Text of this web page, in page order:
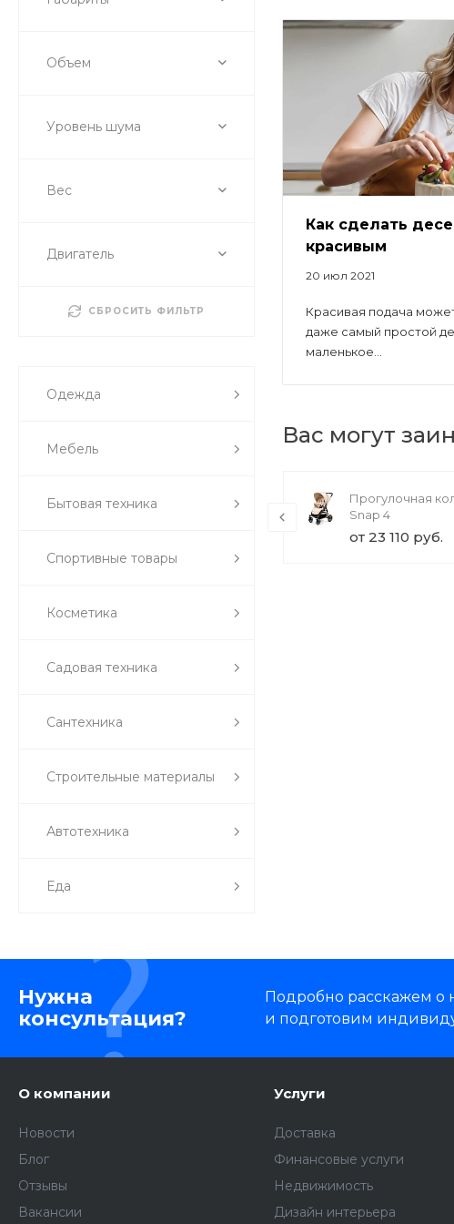
Объем
Уровень шума
Вес
Двигатель
СБРОСИТЬ ФИЛЬТР
Одежда
Мебель
Бытовая техника
Спортивные товары
Косметика
Садовая техника
Сантехника
Строительные материалы
Автотехника
Еда
Как сделать
красивым
20 июл 2021
Красивая подача
даже самый простой
маленькое...
Вас могут
TechInnovate UE55MU7000U (товар
Прогулочная
Snap 4
от 23 110 руб.
Нужна
консультация?
Подробно расскажем о
и подготовим
О компании
Новости
Блог
Отзывы
Вакансии
Услуги
Доставка
Финансовые услуги
Недвижимость
Дизайн интерьера